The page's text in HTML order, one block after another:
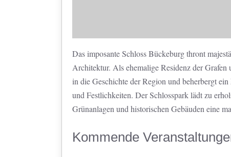
Das imposante Schloss Bückeburg thront
Architektur. Als ehemalige Residenz der
in die Geschichte der Region und beherbergt
und Festlichkeiten. Der Schlosspark lädt zu
Grünanlagen und historischen Gebäuden eine
Kommende